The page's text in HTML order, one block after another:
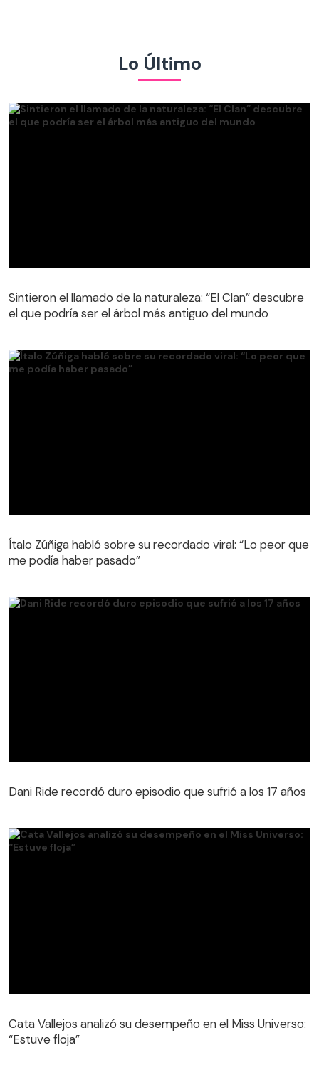
Lo Último
el que podría ser el árbol más antiguo del mundo
Sintieron el llamado de la naturaleza: “El Clan” descubre
el que podría ser el árbol más antiguo del mundo
Ítalo Zúñiga habló sobre su recordado viral: “Lo peor que
me podía haber pasado”
Dani Ride recordó duro episodio que sufrió a los 17 años
Cata Vallejos analizó su desempeño en el Miss Universo:
“Estuve floja”